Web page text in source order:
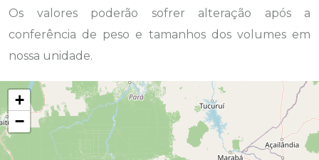
Os valores poderão sofrer alteração após a
conferência de peso e tamanhos dos volumes em
nossa unidade.
+
−